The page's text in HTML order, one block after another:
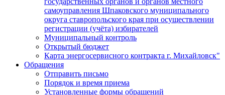
самоуправления Шпаковского муниципального
округа ставропольского края при осуществлении
регистрации (учёта) избирателей
Муниципальный контроль
Открытый бюджет
Карта энергосервисного контракта г. Михайловск"
Обращения
Отправить письмо
Порядок и время приема
Установленные формы обращений